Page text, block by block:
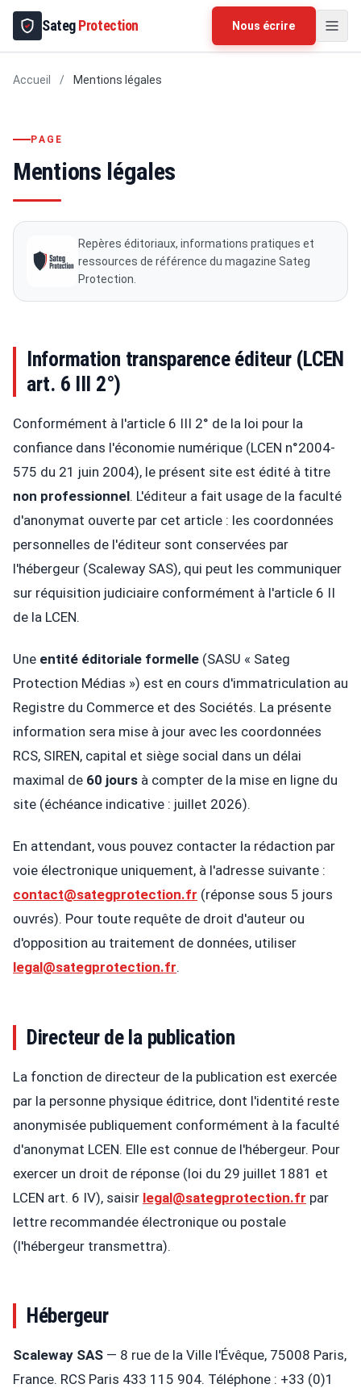
SategProtection Nous écrire
Accueil / Mentions légales
PAGE
Mentions légales
Repères éditoriaux, informations pratiques et
ressources de référence du magazine Sateg
Protection.
Information transparence éditeur (LCEN
art. 6 III 2°)
Conformément à l'article 6 III 2° de la loi pour la
confiance dans l'économie numérique (LCEN n°2004-
575 du 21 juin 2004), le présent site est édité à titre
non professionnel. L'éditeur a fait usage de la faculté
d'anonymat ouverte par cet article : les coordonnées
personnelles de l'éditeur sont conservées par
l'hébergeur (Scaleway SAS), qui peut les communiquer
sur réquisition judiciaire conformément à l'article 6 II
de la LCEN.
Une entité éditoriale formelle (SASU « Sateg
Protection Médias ») est en cours d'immatriculation au
Registre du Commerce et des Sociétés. La présente
information sera mise à jour avec les coordonnées
RCS, SIREN, capital et siège social dans un délai
maximal de 60 jours à compter de la mise en ligne du
site (échéance indicative : juillet 2026).
En attendant, vous pouvez contacter la rédaction par
voie électronique uniquement, à l'adresse suivante :
contact@sategprotection.fr (réponse sous 5 jours
ouvrés). Pour toute requête de droit d'auteur ou
d'opposition au traitement de données, utiliser
legal@sategprotection.fr.
Directeur de la publication
La fonction de directeur de la publication est exercée
par la personne physique éditrice, dont l'identité reste
anonymisée publiquement conformément à la faculté
d'anonymat LCEN. Elle est connue de l'hébergeur. Pour
exercer un droit de réponse (loi du 29 juillet 1881 et
LCEN art. 6 IV), saisir legal@sategprotection.fr par
lettre recommandée électronique ou postale
(l'hébergeur transmettra).
Hébergeur
Scaleway SAS — 8 rue de la Ville l'Évêque, 75008 Paris,
France. RCS Paris 433 115 904. Téléphone : +33 (0)1